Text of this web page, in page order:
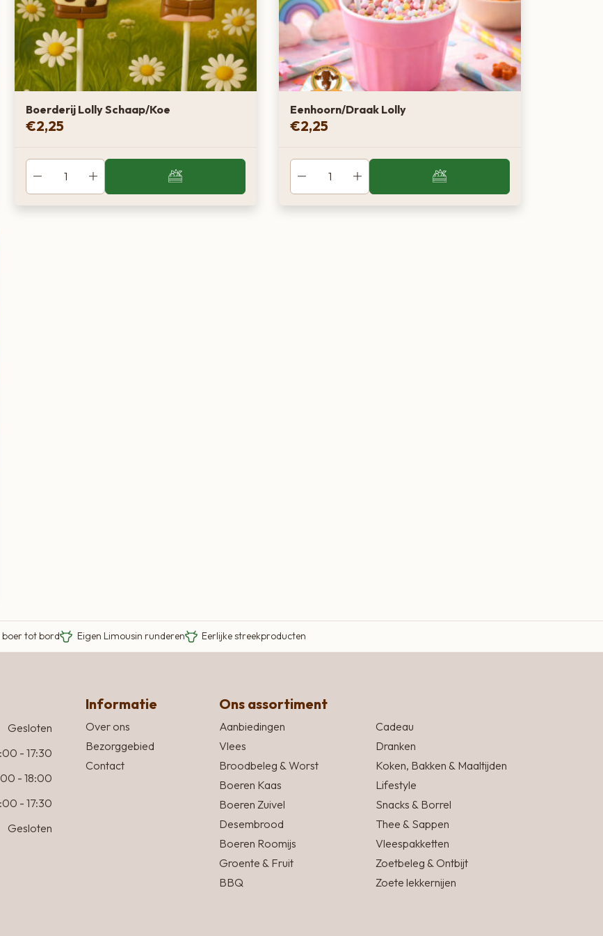
Boerderij Lolly Schaap/Koe
€2,25
Eenhoorn/Draak Lolly
€2,25
boer tot bord Eigen Limousin runderen Eerlijke streekproducten
Gesloten
- 17:30
- 18:00
- 17:30
Gesloten
Informatie
Over ons
Bezorggebied
Contact
Ons assortiment
Aanbiedingen
Vlees
Broodbeleg & Worst
Boeren Kaas
Boeren Zuivel
Desembrood
Boeren Roomijs
Groente & Fruit
BBQ
Cadeau
Dranken
Koken, Bakken & Maaltijden
Lifestyle
Snacks & Borrel
Thee & Sappen
Vleespakketten
Zoetbeleg & Ontbijt
Zoete lekkernijen